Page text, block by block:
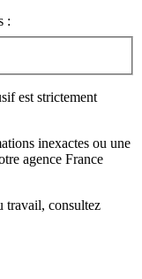
:
est strictement
inexactes ou une
agence France
travail, consultez